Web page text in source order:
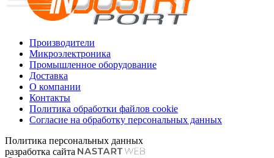
Производители
Микроэлектроника
Промышленное оборудование
Доставка
О компании
Контакты
Политика обработки файлов cookie
Согласие на обработку персональных данных
Политика персональных данных
разработка сайта